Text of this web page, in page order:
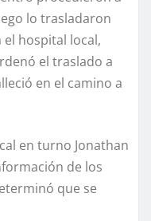
lo trasladaron
hospital local,
el traslado a
en el camino a
en turno Jonathan
de los
que se